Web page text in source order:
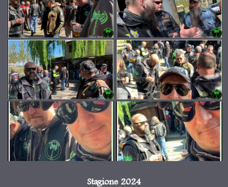
Stagione 2024